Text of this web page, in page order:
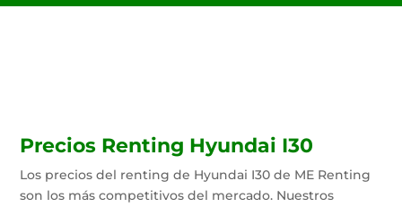
Precios Renting Hyundai I30
Los precios del renting de Hyundai I30 de ME Renting
son los más competitivos del mercado. Nuestros